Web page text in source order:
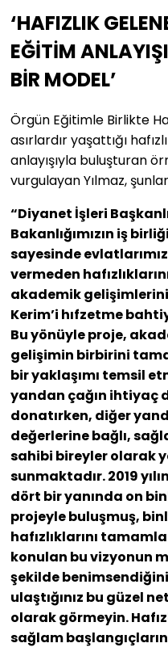
‘HAFIZLIK
EĞİTİM
BİR MODEL’
Örgün Eğitimle Birlikte
asırlardır yaşattığı
anlayışıyla buluşturan
vurgulayan Yılmaz,
“Diyanet İşleri
Bakanlığımızın iş
sayesinde
vermeden
akademik
Kerim’i hıfzetme
Bu yönüyle proje,
gelişimin birbirini
bir yaklaşımı temsil
yandan çağın ihtiyaç
donatırken, diğer
değerlerine bağlı,
sahibi bireyler olarak
sunmaktadır. 2019
dört bir yanında on
projeyle buluşmuş,
hafızlıklarını
konulan bu vizyonun
şekilde
ulaştığınız bu güzel
olarak görmeyin.
sağlam